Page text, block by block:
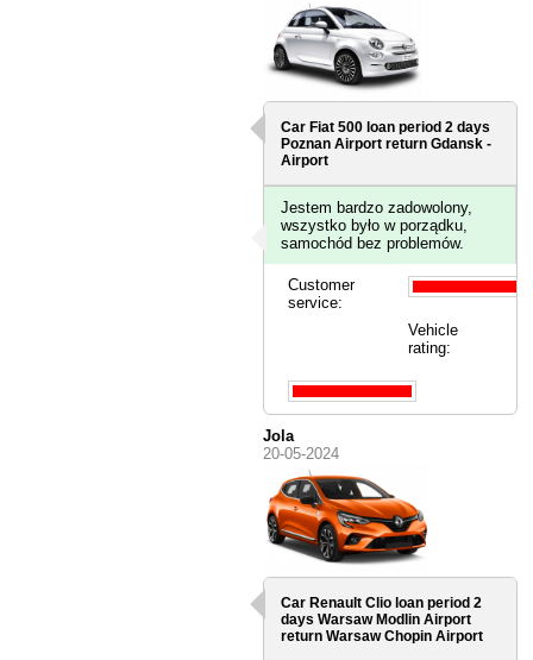
Car Fiat 500 loan period 2 days
Poznan Airport return Gdansk -
Airport
Jestem bardzo zadowolony,
wszystko było w porządku,
samochód bez problemów.
Customer
service:
Vehicle
rating:
Jola
20-05-2024
Car Renault Clio loan period 2
daysWarsaw Modlin Airport
return Warsaw Chopin Airport